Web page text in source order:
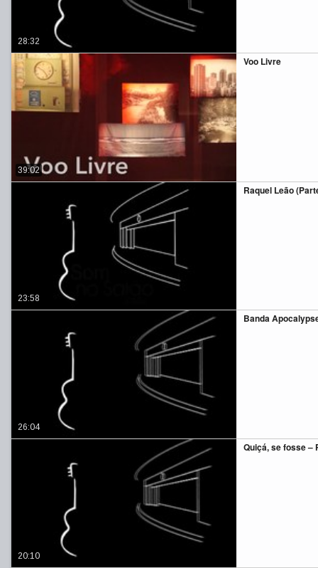
28:32
Voo Livre
39:02
Raquel Leão
23:58
Banda
26:04
Quiçá, se fosse –
20:10